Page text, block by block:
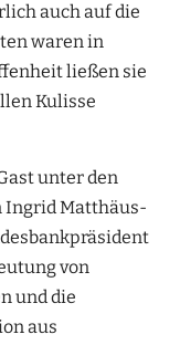
auch auf die
waren in
ließen sie
Kulisse
unter den
Ingrid Matthäus-
von
und die
aus